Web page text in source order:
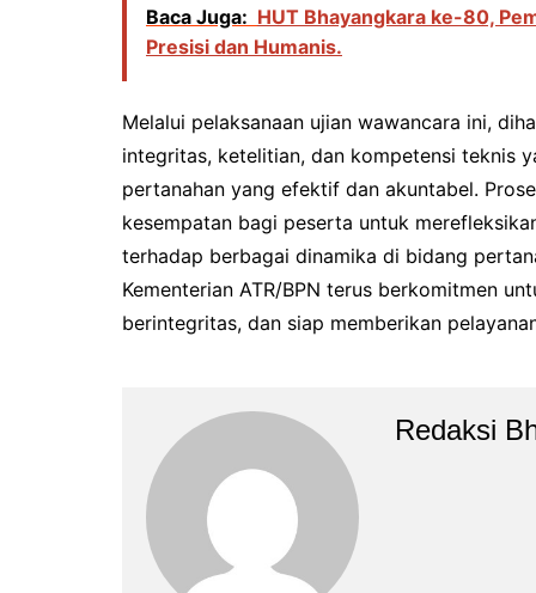
Baca Juga: HUT Bhayangkara ke-80,
Presisi dan Humanis.
Melalui pelaksanaan ujian wawancara ini,
integritas, ketelitian, dan kompetensi teknis
pertanahan yang efektif dan akuntabel.
kesempatan bagi peserta untuk
terhadap berbagai dinamika di bidang
Kementerian ATR/BPN terus berkomitmen
berintegritas, dan siap memberikan
Redaksi